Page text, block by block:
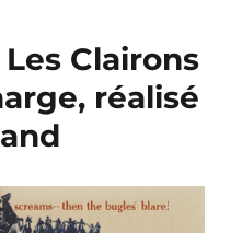
Clairons
réalisé